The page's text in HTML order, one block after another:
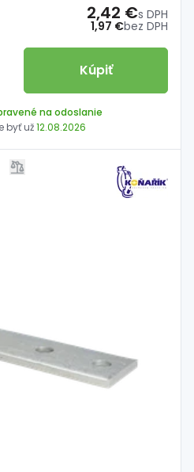
1,97 €bez DPH
2,42 €s DPH
Kúpiť
na odoslanie
byť už12.08.2026